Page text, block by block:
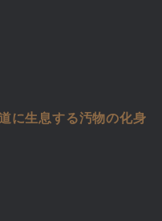
に生息する汚物の化身